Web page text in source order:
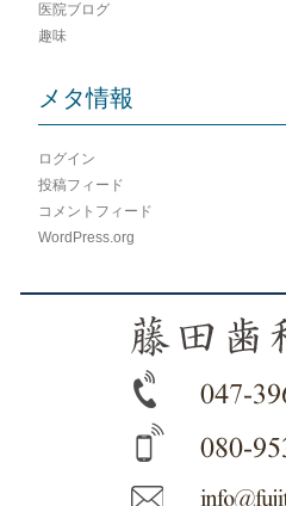
医院ブログ
趣味
メタ情報
ログイン
投稿フィード
コメントフィード
WordPress.org